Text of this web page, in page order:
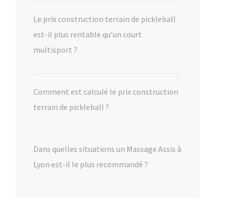
Le prix construction terrain de pickleball
est-il plus rentable qu’un court
multisport ?
Comment est calculé le prix construction
terrain de pickleball ?
Dans quelles situations un Massage Assis à
Lyon est-il le plus recommandé ?